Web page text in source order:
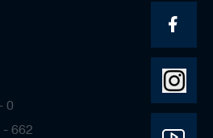
0
- 662